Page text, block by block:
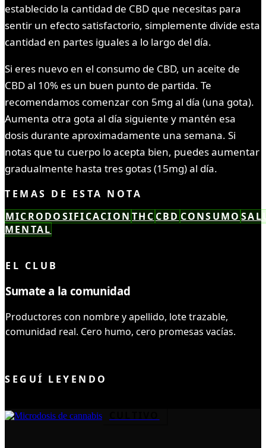
establecido la cantidad de CBD que necesitas para
sentir un efecto satisfactorio, simplemente divide esta
cantidad en partes iguales a lo largo del día.
Si eres nuevo en el consumo de CBD, un aceite de
CBD al 10% es un buen punto de partida. Te
recomendamos comenzar con 5mg al día (una gota).
Aumenta otra gota al día siguiente y mantén esa
dosis durante aproximadamente una semana. Si
notas que tu cuerpo lo acepta bien, puedes aumentar
gradualmente hasta tres gotas (15mg) al día.
TEMAS DE ESTA NOTA
MICRODOSIFICACION THC CBD CONSUMO
MENTAL
EL CLUB
Sumate a la comunidad
Productores con nombre y apellido, lote trazable,
comunidad real. Cero humo, cero promesas vacías.
SEGUÍ LEYENDO